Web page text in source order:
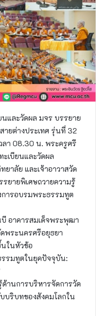
และวัดผล มจร บรรยาย
ยต่างประเทศ รุ่นที่ 32
ลา 08.30 น. พระครูศรี
เบียนและวัดผล
าลัย และเจ้าอาวาสวัด
ยายพิเศษถวายความรู้
การอบรมพระธรรมทูต
อาคารสมเด็จพระพุฒา
พระนครศรีอยุธยา
ในหัวข้อ
รรมทูตในยุคปัจจุบัน:
ด้านการบริหารจัดการวัด
บริบทของสังคมโลกใน